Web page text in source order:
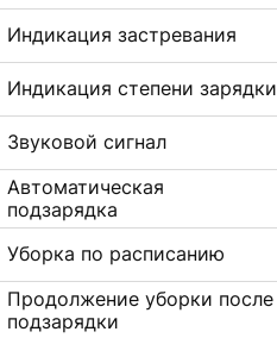
Индикация застревания
Индикация степени зарядки
Звуковой сигнал
Автоматическая
подзарядка
Уборка по расписанию
Продолжение уборки после
подзарядки